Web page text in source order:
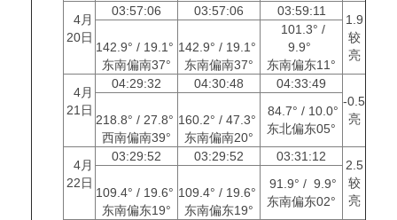
4月
20日
03:57:06 03:57:06 03:59:11
1.9
较
亮
142.9° / 19.1°
东南偏南37°
142.9° / 19.1°
东南偏南37°
101.3° /
9.9°
东南偏东11°
4月
21日
04:29:32 04:30:48
04:33:49
-0.5
亮
218.8° / 27.8°
西南偏南39°
160.2° / 47.3°
东南偏南20°
84.7° / 10.0°
东北偏东05°
4月
22日
03:29:52 03:29:52 03:31:12
2.5
较
亮
109.4° / 19.6°
东南偏东19°
109.4° / 19.6°
东南偏东19°
91.9° / 9.9°
东南偏东02°